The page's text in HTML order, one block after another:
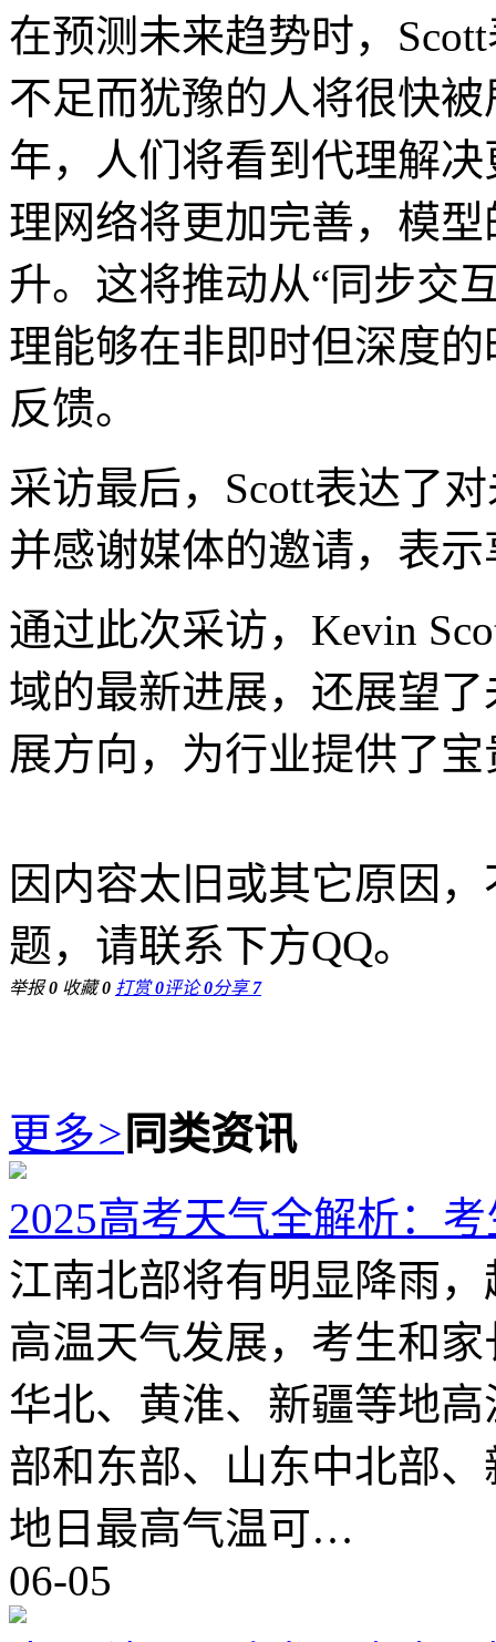
在预测未来趋势时，
不足而犹豫的人将很快
年，人们将看到代理解
理网络将更加完善，模
升。这将推动从“同步交
理能够在非即时但深度
反馈。
采访最后，Scott表达了
并感谢媒体的邀请，表
通过此次采访，Kevin
域的最新进展，还展望
展方向，为行业提供了
因内容太旧或其它原因
题，请联系下方QQ。
举报0 收藏0 打赏0评论0分享7
更多> 同类资讯
2025高考天气全解析：
江南北部将有明显降雨
高温天气发展，考生和
华北、黄淮、新疆等地
部和东部、山东中北部
地日最高气温可…
06-05